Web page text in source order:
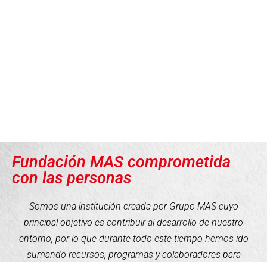
Fundación MAS comprometida
con las personas
Somos una institución creada por Grupo MAS cuyo
principal objetivo es contribuir al desarrollo de nuestro
entorno, por lo que durante todo este tiempo hemos ido
sumando recursos, programas y colaboradores para